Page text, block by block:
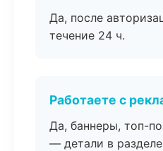
Да, после
течение 24 ч.
Работаете с
Да, баннеры, топ-
— детали в